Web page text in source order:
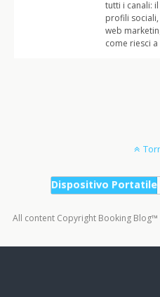
tutti i canali:
profili
web
come riesci
Dispositivo Portatile
All content Copyright Booking